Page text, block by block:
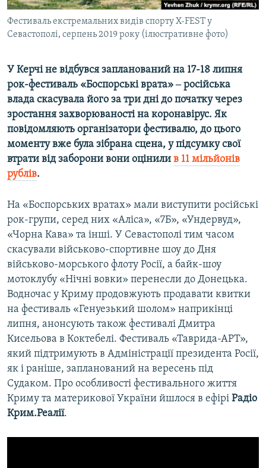
ІНФОГРАФІКА
Фестиваль екстремальних видів спорту X-FEST у
Севастополі, серпень 2019 року (ілюстративне фото)
У Керчі не відбувся запланований на 17-18 липня
рок-фестиваль «Боспорські врата» ‒ російська
влада скасувала його за три дні до початку через
зростання захворюваності на коронавірус. Як
повідомляють організатори фестивалю, до цього
моменту вже була зібрана сцена, у підсумку свої
втрати від заборони вони оцінили в 11 мільйонів
рублів.
На «Боспорських вратах» мали виступити російські
рок-групи, серед них «Аліса», «7Б», «Ундервуд»,
«Чорна Кава» та інші. У Севастополі тим часом
скасували військово-спортивне шоу до Дня
військово-морського флоту Росії, а байк-шоу
мотоклубу «Нічні вовки» перенесли до Донецька.
Водночас у Криму продовжують продавати квитки
на фестиваль «Генуезький шолом» наприкінці
липня, анонсують також фестивалі Дмитра
Кисельова в Коктебелі. Фестиваль «Таврида-АРТ»,
який підтримують в Адміністрації президента Росії,
як і раніше, запланований на вересень під
Судаком. Про особливості фестивального життя
Криму та материкової України йшлося в ефірі Радіо
Крим.Реалії.